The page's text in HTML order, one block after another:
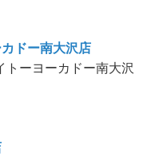
ドー南大沢店
トーヨーカドー南大沢